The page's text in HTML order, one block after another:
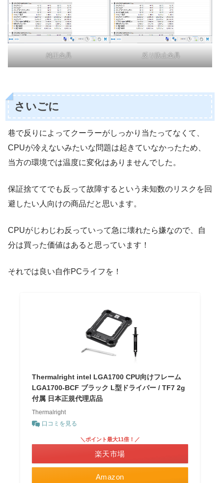
純正金具 反り防止金具
さいごに
巷で反りによってクーラーがしっかり当たってなくて、
CPUが冷えないみたいな問題は起きていなかったため、
当方の環境では温度に変化はありませんでした。
保証捨ててでも反って故障するという未知数のリスクを回
避したい人向けの商品だと思います。
CPUがじわじわ反っていって急に壊れたら嫌なので、自
分は買った価値はあると思っています！
それでは良い自作PCライフを！
Thermalright intel LGA1700 CPU向けフレーム
LGA1700-BCF ブラック L型ドライバー / TF7 2g
付属 日本正規代理店品
Thermalright
口コミを見る
Amazon
＼ポイント最大11倍！／
楽天市場